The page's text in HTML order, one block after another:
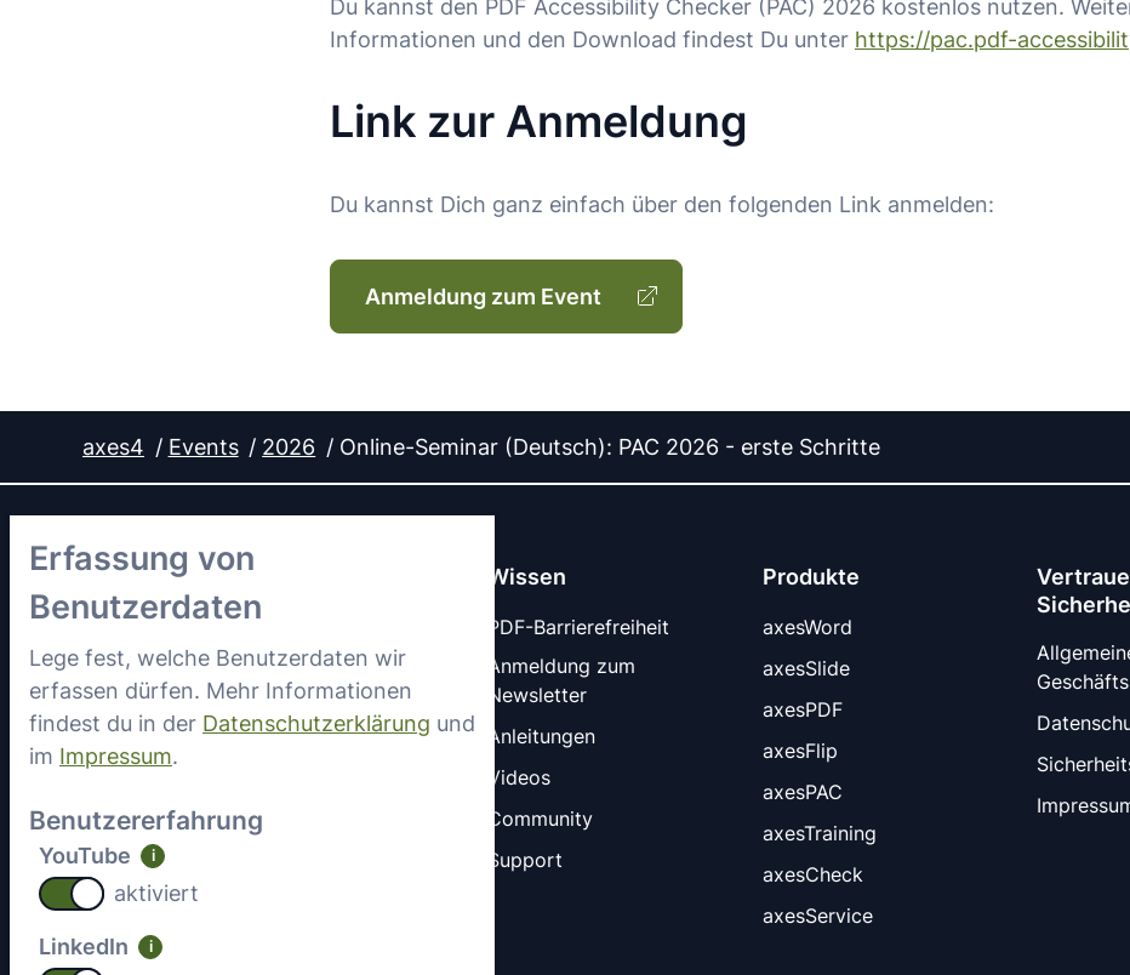
Erfassung von
Benutzerdaten
Lege fest, welche Benutzerdaten wir
erfassen dürfen. Mehr Informationen
findest du in der Datenschutzerklärung und
im Impressum.
Benutzererfahrung
YouTube i
aktiviert
LinkedIn i
Du kannst den PDF Accessibility Checker (PAC) 2026 kostenlos nutzen.
Informationen und den Download findest Du unter https://pac.pdf-
Link zur Anmeldung
Du kannst Dich ganz einfach über den folgenden Link anmelden:
Anmeldung zum Event
axes4 Events 2026 Online-Seminar (Deutsch): PAC 2026 - erste Schritte
LinkedInYouTube
Wissen
PDF-Barrierefreiheit
Anmeldung zum
Newsletter
Anleitungen
Videos
Community
Support
Produkte
axesWord
axesSlide
axesPDF
axesFlip
axesPAC
axesTraining
axesCheck
axesService